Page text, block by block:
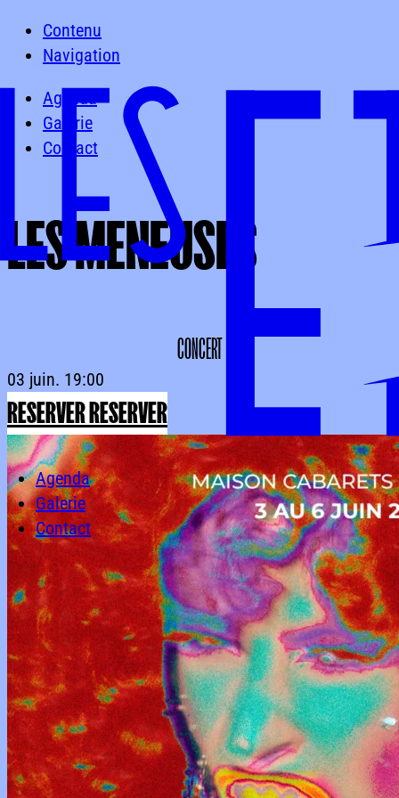
Contenu
Navigation
Agenda
Galerie
Contact
Agenda
Galerie
Contact
LESMENEUSES
LES MENEUSES
CONCERT
03 juin. 19:00
RESERVERRESERVER